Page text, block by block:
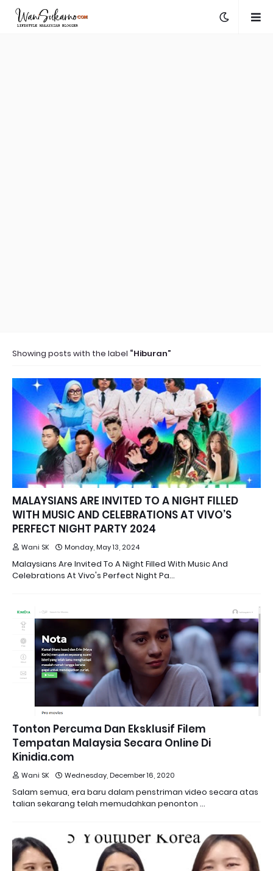
Showing posts with the label Hiburan
MALAYSIANS ARE INVITED TO A NIGHT FILLED
WITH MUSIC AND CELEBRATIONS AT VIVO’S
PERFECT NIGHT PARTY 2024
Wani SK Monday, May 13, 2024
Malaysians Are Invited To A Night Filled With Music And
Celebrations At Vivo's Perfect Night Pa…
Tonton Percuma Dan Eksklusif Filem
Tempatan Malaysia Secara Online Di
Kinidia.com
Wani SK Wednesday, December 16, 2020
Salam semua, era baru dalam penstriman video secara atas
talian sekarang telah memudahkan penonton …